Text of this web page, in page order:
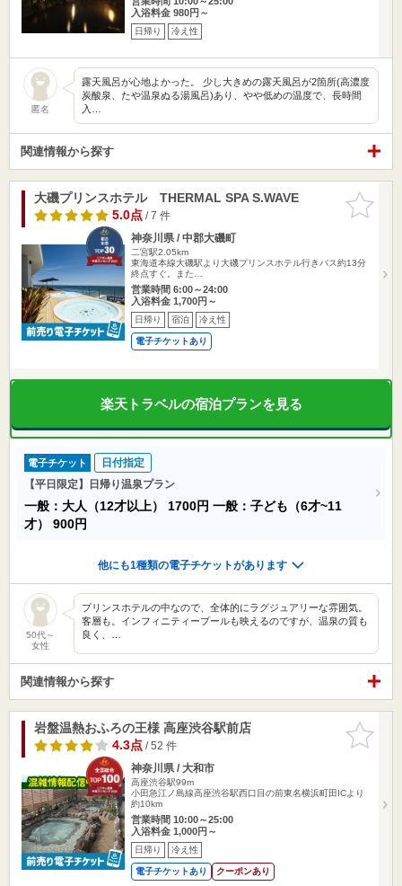
入浴料金 980円～
日帰り 冷え性
匿名
露天風呂が心地よかった。 少し大きめの露天風呂が2箇所(高濃度
炭酸泉、たや温泉ぬる湯風呂)あり、やや低めの温度で、長時間
入…
関連情報から探す
お気に入
りに追加
大磯プリンスホテル THERMAL SPA S.WAVE
5.0点/ 7 件
神奈川県 / 中郡大磯町
二宮駅2.05km
東海道本線大磯駅より大磯プリンスホテル行きバス約13分
終点すぐ。また…
営業時間 6:00～24:00
入浴料金 1,700円～
日帰り 宿泊 冷え性
電子チケットあり
楽天トラベルの宿泊プランを見る
電子チケット
日付指定
【平日限定】日帰り温泉プラン
一般：大人（12才以上） 1700円 一般：子ども（6才~11
才） 900円
他にも1種類の電子チケットがあります
50代～
女性
プリンスホテルの中なので、全体的にラグジュアリーな雰囲気。
客層も。インフィニティープールも映えるのですが、温泉の質も
良く、…
関連情報から探す
お気に入
りに追加
岩盤温熱おふろの王様 高座渋谷駅前店
4.3点/ 52 件
神奈川県 / 大和市
高座渋谷駅99m
小田急江ノ島線高座渋谷駅西口目の前東名横浜町田ICより
約10km
営業時間 10:00～25:00
入浴料金 1,000円～
日帰り 冷え性
電子チケットあり クーポンあり